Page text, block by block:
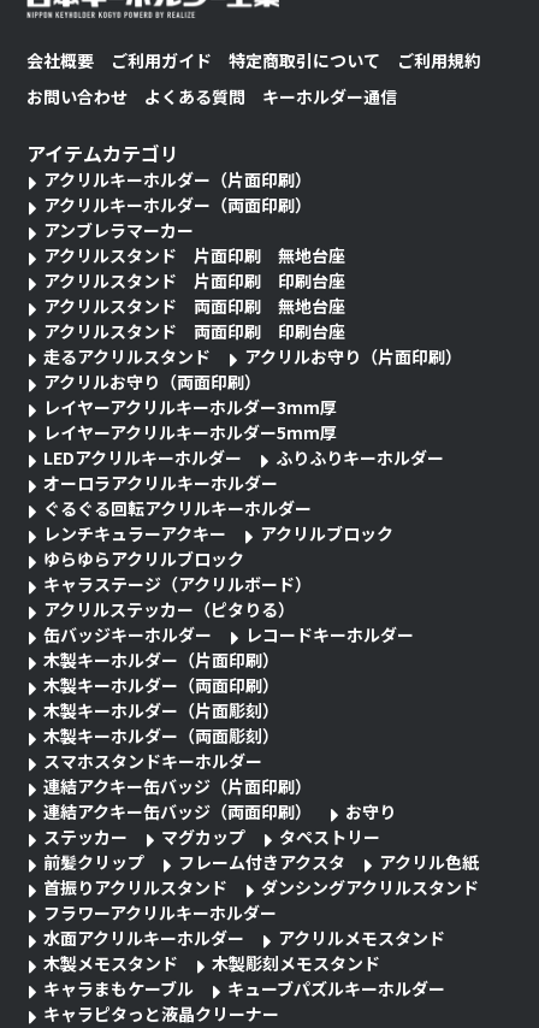
会社概要 ご利用ガイド 特定商取引について
ご利用規約
お問い合わせ
よくある質問 キーホルダー通信
アイテムカテゴリ
アクリルキーホルダー（片面印刷）
アクリルキーホルダー（両面印刷）
アンブレラマーカー
アクリルスタンド 片面印刷 無地台座
アクリルスタンド 片面印刷 印刷台座
アクリルスタンド 両面印刷 無地台座
アクリルスタンド 両面印刷 印刷台座
走るアクリルスタンド
アクリルお守り（片面印刷）
アクリルお守り（両面印刷）
レイヤーアクリルキーホルダー3mm厚
レイヤーアクリルキーホルダー5mm厚
LEDアクリルキーホルダー
ふりふりキーホルダー
オーロラアクリルキーホルダー
ぐるぐる回転アクリルキーホルダー
レンチキュラーアクキー
アクリルブロック
ゆらゆらアクリルブロック
キャラステージ（アクリルボード）
アクリルステッカー（ピタりる）
缶バッジキーホルダー
レコードキーホルダー
木製キーホルダー（片面印刷）
木製キーホルダー（両面印刷）
木製キーホルダー（片面彫刻）
木製キーホルダー（両面彫刻）
スマホスタンドキーホルダー
連結アクキー缶バッジ（片面印刷）
連結アクキー缶バッジ（両面印刷）
お守り
ステッカー
マグカップ
タペストリー
前髪クリップ
フレーム付きアクスタ
アクリル色紙
首振りアクリルスタンド
ダンシングアクリルスタンド
フラワーアクリルキーホルダー
水面アクリルキーホルダー
アクリルメモスタンド
木製メモスタンド
木製彫刻メモスタンド
キャラまもケーブル
キューブパズルキーホルダー
キャラピタっと液晶クリーナー